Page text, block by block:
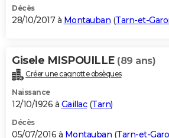
Décès
28/10/2017 à Montauban (Tarn-et-
Gisele MISPOUILLE (89 ans)
Créer une cagnotte obsèques
Naissance
12/10/1926 à Gaillac(Tarn)
Décès
05/07/2016 à Montauban (Tarn-et-